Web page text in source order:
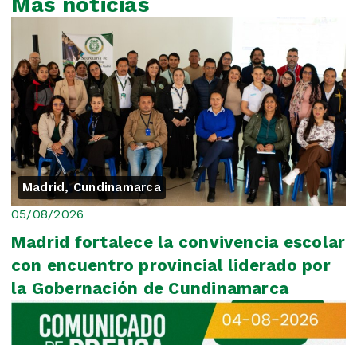
Madrid, Cundinamarca
05/08/2026
Madrid fortalece la convivencia escolar
con encuentro provincial liderado por
la Gobernación de Cundinamarca